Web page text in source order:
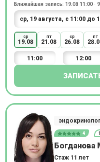
Ближайшая запись: 19.08 11:00 ·
ср
19.08
пт
21.08
ср
26.08
пт
11:00 12:00
эндокринолог
4
Богданова
Стаж 11 лет